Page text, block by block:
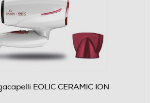
EOLIC CERAMIC ION